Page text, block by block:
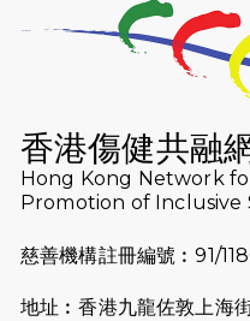
2026-07-23
猛龍長
（
猛龍長
2026-07-10
【猛龍
融網絡
2026-07-09
猛龍長
香港傷健共融
Hong Kong Network
Promotion of Inclusive
慈善機構註冊編號︰91/
地址︰香港九龍佐敦上海